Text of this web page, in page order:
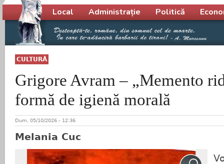
CULTURĂ
Grigore Avram – „Memento
formă de igienă morală
Dum, 05/10/2026 - 12:36
Melania Cuc
Local Administrație Politică